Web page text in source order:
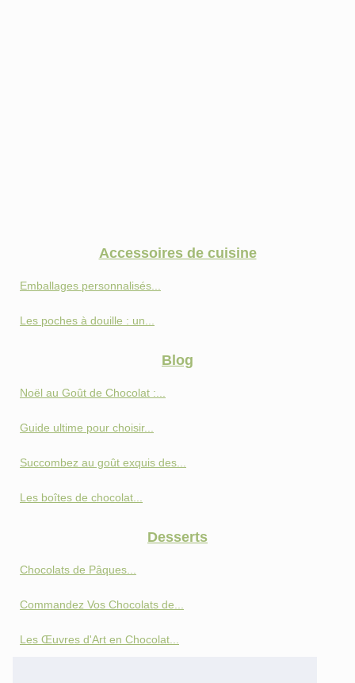
Accessoires de cuisine
Emballages personnalisés...
Les poches à douille : un...
Blog
Noël au Goût de Chocolat :...
Guide ultime pour choisir...
Succombez au goût exquis des...
Les boîtes de chocolat...
Desserts
Chocolats de Pâques...
Commandez Vos Chocolats de...
Les Œuvres d'Art en Chocolat...